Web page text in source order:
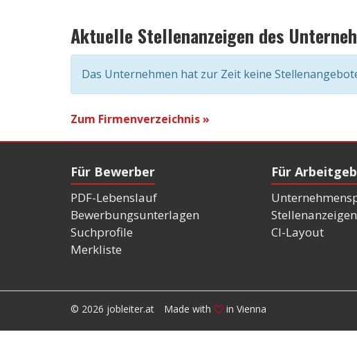
Aktuelle Stellenanzeigen des
Das Unternehmen hat zur Zeit keine
Zum Firmenverzeichnis »
Für Bewerber
PDF-Lebenslauf
Bewerbungsunterlagen
Suchprofile
Merkliste
Für
Stellenanzeigen
CI-Layout
© 2026 jobleiter.at Made with in Vienna